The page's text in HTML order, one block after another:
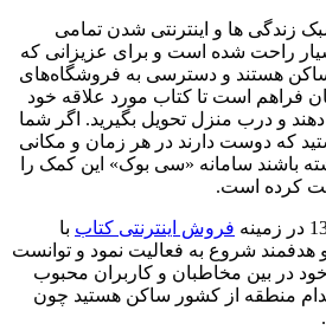
زندگی ها و اینترنتی شدن تمامی
راحت شده است و برای عزیزانی که
هستند و دسترسی به فروشگاه‌های
فراهم است تا کتاب مورد علاقه خود
و درب منزل تحویل بگیرید. اگر شما
که دوست دارند در هر زمان و مکانی
باشند سامانه «سی بوک» این کمک را
کرده است.
فروش اینترنتی کتاببا
هدفمند شروع به فعالیت نمود و توانست
خود در بین مخاطبان و کاربران محبوب
منطقه از کشور ساکن هستید چون